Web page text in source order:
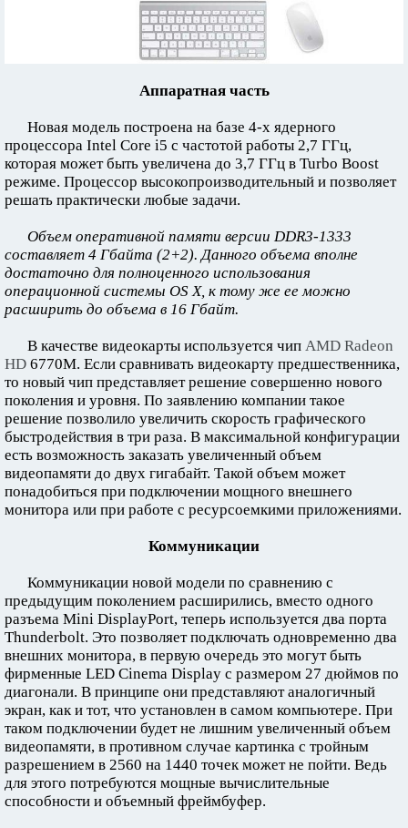
Аппаратная часть
Новая модель построена на базе 4-х ядерного
процессора Intel Core i5 с частотой работы 2,7 ГГц,
которая может быть увеличена до 3,7 ГГц в Turbo Boost
режиме. Процессор высокопроизводительный и позволяет
решать практически любые задачи.
Объем оперативной памяти версии DDR3-1333
составляет 4 Гбайта (2+2). Данного объема вполне
достаточно для полноценного использования
операционной системы OS X, к тому же ее можно
расширить до объема в 16 Гбайт.
В качестве видеокарты используется чип AMD Radeon
HD 6770M. Если сравнивать видеокарту предшественника,
то новый чип представляет решение совершенно нового
поколения и уровня. По заявлению компании такое
решение позволило увеличить скорость графического
быстродействия в три раза. В максимальной конфигурации
есть возможность заказать увеличенный объем
видеопамяти до двух гигабайт. Такой объем может
понадобиться при подключении мощного внешнего
монитора или при работе с ресурсоемкими приложениями.
Коммуникации
Коммуникации новой модели по сравнению с
предыдущим поколением расширились, вместо одного
разъема Mini DisplayPort, теперь используется два порта
Thunderbolt. Это позволяет подключать одновременно два
внешних монитора, в первую очередь это могут быть
фирменные LED Cinema Display с размером 27 дюймов по
диагонали. В принципе они представляют аналогичный
экран, как и тот, что установлен в самом компьютере. При
таком подключении будет не лишним увеличенный объем
видеопамяти, в противном случае картинка с тройным
разрешением в 2560 на 1440 точек может не пойти. Ведь
для этого потребуются мощные вычислительные
способности и объемный фреймбуфер.